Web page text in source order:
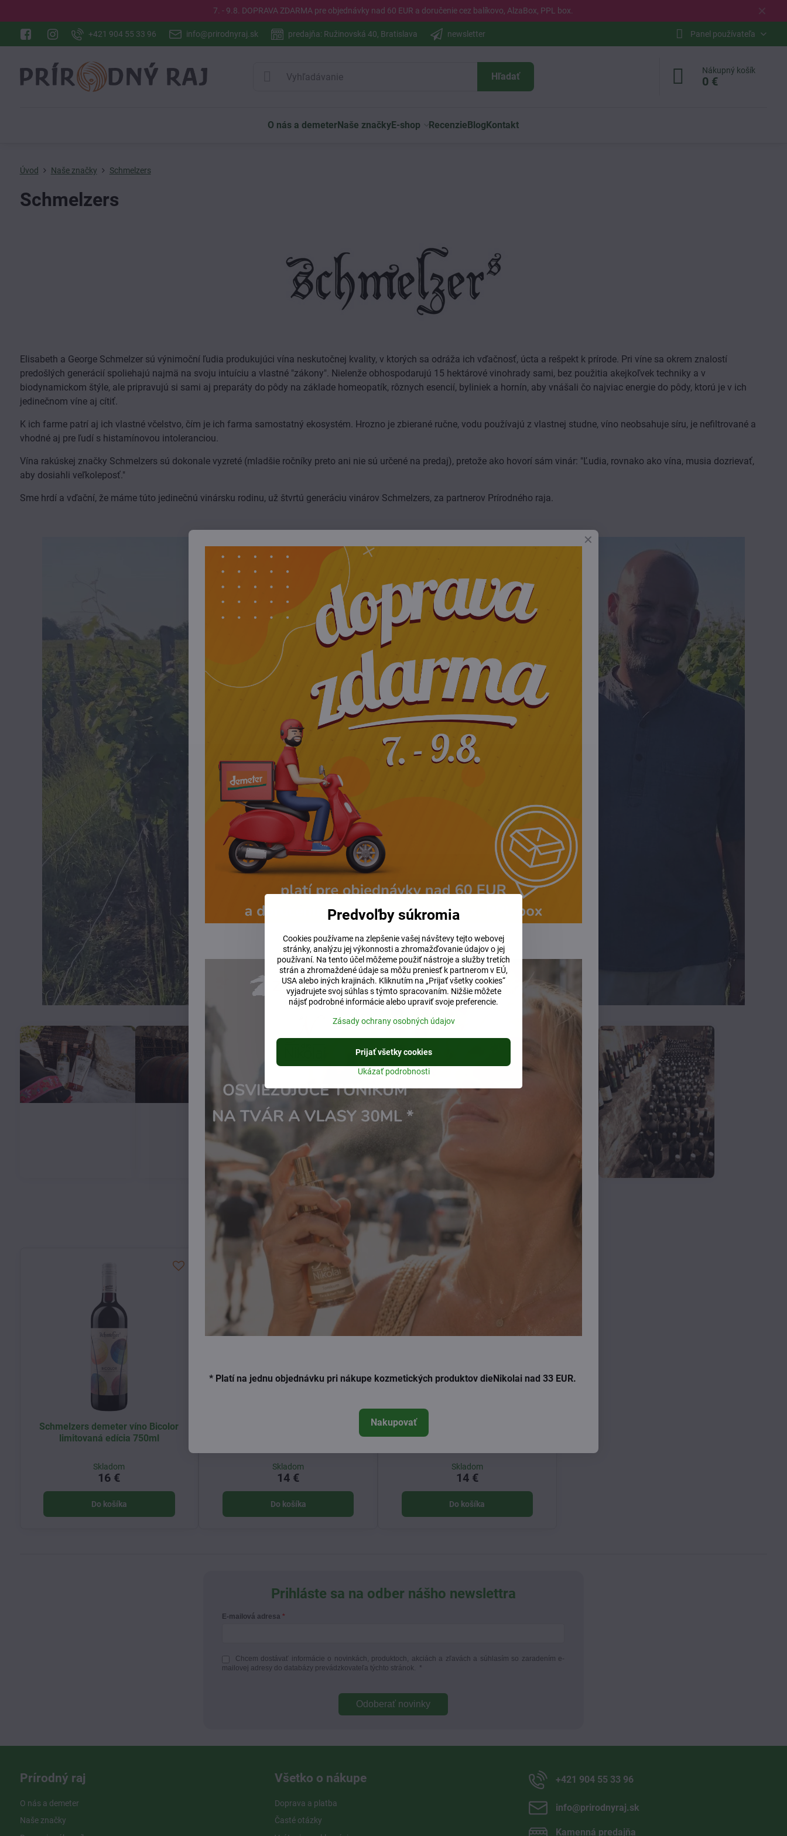
✕
7. - 9.8. DOPRAVA ZDARMA pre objednávky nad 60 EUR a doručenie cez balíkovo, AlzaBox, PPL box.
+421 904 55 33 96 info@prirodnyraj.sk predajňa: Ružinovská 40, Bratislava newsletter Panel používateľa
Hľadať
Nákupný košík
0 €
O nás a demeterNaše značkyE-shop RecenzieBlogKontakt
Úvod Naše značky Schmelzers
Schmelzers
Elisabeth a George Schmelzer sú výnimoční ľudia produkujúci vína neskutočnej kvality, v ktorých sa odráža ich vďačnosť, úcta a rešpekt k prírode. Pri víne sa okrem znalostí
predošlých generácií spoliehajú najmä na svoju intuíciu a vlastné "zákony". Nielenže obhospodarujú 15 hektárové vinohrady sami, bez použitia akejkoľvek techniky a v
biodynamickom štýle, ale pripravujú si sami aj preparáty do pôdy na základe homeopatík, rôznych esencií, byliniek a hornín, aby vnášali čo najviac energie do pôdy, ktorú je v ich
jedinečnom víne aj cítiť.
K ich farme patrí aj ich vlastné včelstvo, čím je ich farma samostatný ekosystém. Hrozno je zbierané ručne, vodu používajú z vlastnej studne, víno neobsahuje síru, je nefiltrované a
vhodné aj pre ľudí s histamínovou intoleranciou.
Vína rakúskej značky Schmelzers sú dokonale vyzreté (mladšie ročníky preto ani nie sú určené na predaj), pretože ako hovorí sám vinár: "Ľudia, rovnako ako vína, musia dozrievať,
aby dosiahli veľkoleposť."
Sme hrdí a vďační, že máme túto jedinečnú vinársku rodinu, už štvrtú generáciu vinárov Schmelzers, za partnerov Prírodného raja.
Schmelzers demeter víno Bicolor
limitovaná edícia 750ml
Skladom
16 €
Do košíka
Skladom
14 €
Do košíka
Schmelzers biodynamická šťava z
červeného hrozna s bylinkami
Skladom
14 €
Do košíka
Prihláste sa na odber nášho newslettra
E-mailová adresa
Chcem dostávať informácie o novinkách, produktoch, akciách a zľavách a súhlasím so zaradením e-
mailovej adresy do databázy prevádzkovateľa týchto stránok.
*
Odoberať novinky
Prírodný raj
O nás a demeter
Naše značky
Všetko o nákupe
Doprava a platba
Časté otázky
+421 904 55 33 96
info​@prirodnyraj​.sk
Kamenná predajňa
Predvoľby súkromia
Cookies používame na zlepšenie vašej návštevy tejto webovej
stránky, analýzu jej výkonnosti a zhromažďovanie údajov o jej
používaní. Na tento účel môžeme použiť nástroje a služby tretích
strán a zhromaždené údaje sa môžu preniesť k partnerom v EÚ,
USA alebo iných krajinách. Kliknutím na „Prijať všetky cookies“
vyjadrujete svoj súhlas s týmto spracovaním. Nižšie môžete
nájsť podrobné informácie alebo upraviť svoje preferencie.
Zásady ochrany osobných údajov
Ukázať podrobnosti
Prijať všetky cookies
* Platí na jednu objednávku pri nákupe kozmetických produktov dieNikolai nad 33 EUR.
Nakupovať